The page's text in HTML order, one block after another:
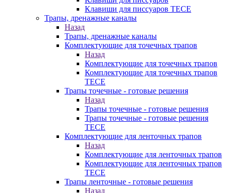
Клавиши для писсуаров TECE
Трапы, дренажные каналы
Назад
Трапы, дренажные каналы
Комплектующие для точечных трапов
Назад
Комплектующие для точечных трапов
Комплектующие для точечных трапов
TECE
Трапы точечные - готовые решения
Назад
Трапы точечные - готовые решения
Трапы точечные - готовые решения
TECE
Комплектующие для ленточных трапов
Назад
Комплектующие для ленточных трапов
Комплектующие для ленточных трапов
TECE
Трапы ленточные - готовые решения
Назад